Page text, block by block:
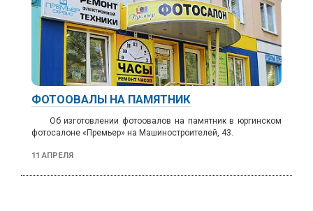
ФОТООВАЛЫ НА ПАМЯТНИК
Об изготовлении фотоовалов на памятник в юргинском
фотосалоне «Премьер» на Машиностроителей, 43.
11 АПРЕЛЯ